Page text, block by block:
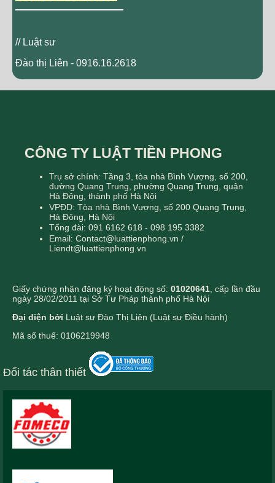
// Luật sư
Đào thị Liên - 0916.16.2618
CÔNG TY LUẬT TIỀN PHONG
Trụ sở chính: Tầng 3, tòa nhà Bình Vượng, số 200,
đường Quang Trung, phường Quang Trung, quận
Hà Đông, thành phố Hà Nội
VPĐD: Tòa nhà Bình Vượng, số 200 Quang Trung,
Hà Đông, Hà Nội
Tổng đài: 091 6162 618 - 098 195 3382
Email: Contact@luattienphong.vn /
Liendt@luattienphong.vn
Giấy chứng nhận đăng ký hoạt động số: 01020641 , cấp lần đầu
ngày 28/02/2011 tại Sở Tư Pháp thành phố Hà Nội
Đại diện bởi Luật sư Đào Thị Liên (Luật sư Điều hành)
Mã số thuế: 0106219948
Đối tác thân thiết